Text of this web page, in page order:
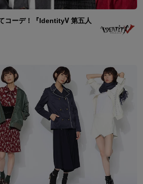
コーデ！『IdentityⅤ 第五人